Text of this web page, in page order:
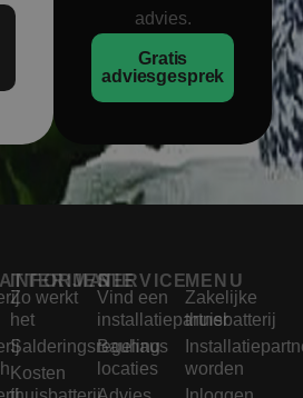
advies.
Gratis
adviesgesprek
INFORMATIE
Zo werkt
het
Salderingsregeling
Kosten
SERVICE
Vind een
installatiepartner
Bauhaus
locaties
MENU
Zakelijke
thuisbatterij
worden